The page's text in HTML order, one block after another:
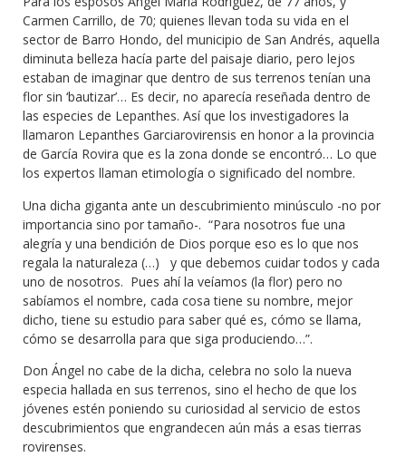
Carmen Carrillo, de 70; quienes llevan toda su vida en el
sector de Barro Hondo, del municipio de San Andrés, aquella
diminuta belleza hacía parte del paisaje diario, pero lejos
estaban de imaginar que dentro de sus terrenos tenían una
flor sin ‘bautizar’… Es decir, no aparecía reseñada dentro de
las especies de Lepanthes. Así que los investigadores la
llamaron Lepanthes Garciarovirensis en honor a la provincia
de García Rovira que es la zona donde se encontró… Lo que
los expertos llaman etimología o significado del nombre.
Una dicha giganta ante un descubrimiento minúsculo -no por
importancia sino por tamaño-. “Para nosotros fue una
alegría y una bendición de Dios porque eso es lo que nos
regala la naturaleza (…) y que debemos cuidar todos y cada
uno de nosotros. Pues ahí la veíamos (la flor) pero no
sabíamos el nombre, cada cosa tiene su nombre, mejor
dicho, tiene su estudio para saber qué es, cómo se llama,
cómo se desarrolla para que siga produciendo…”.
Don Ángel no cabe de la dicha, celebra no solo la nueva
especia hallada en sus terrenos, sino el hecho de que los
jóvenes estén poniendo su curiosidad al servicio de estos
descubrimientos que engrandecen aún más a esas tierras
rovirenses.